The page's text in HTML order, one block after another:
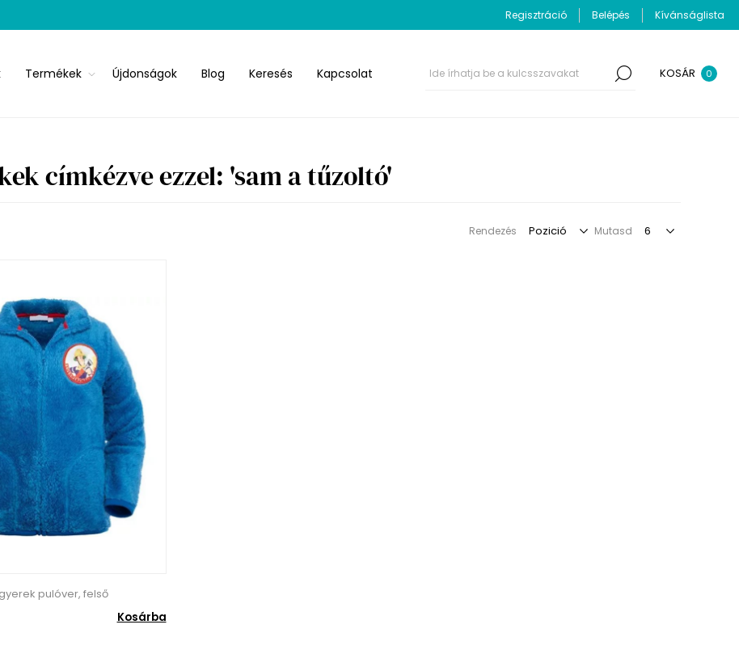
Regisztráció Belépés Kívánságlista
Termékek Újdonságok Blog Keresés Kapcsolat KOSÁR 0
címkézve ezzel: 'sam a tűzoltó'
Rendezés Mutasd
pulóver, felső
Kosárba